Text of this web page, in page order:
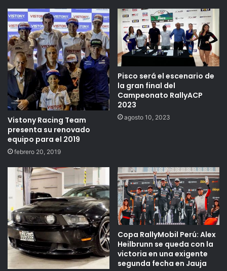
Vistony Racing Team
presenta su renovado
equipo para el 2019
febrero 20, 2019
Pisco será el escenario de
la gran final del
Campeonato RallyACP
2023
agosto 10, 2023
Copa RallyMobil Perú: Alex
Heilbrunn se queda con la
victoria en una exigente
segunda fecha en Jauja